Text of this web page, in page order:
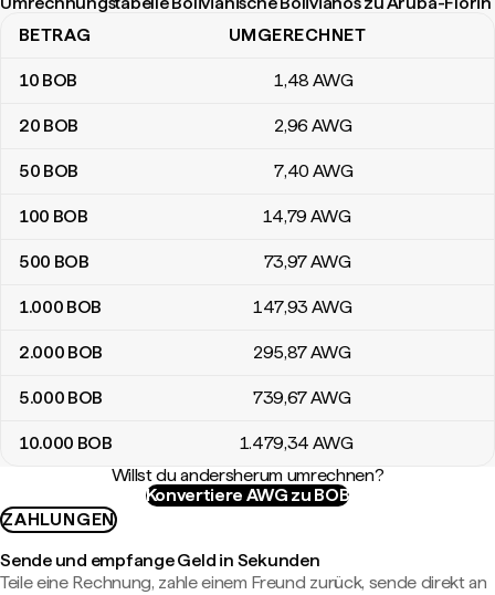
Umrechnungstabelle Bolivianische Bolivianos zu Aruba-Florin
BETRAG UMGERECHNET
10 BOB 1,48 AWG
20 BOB 2,96 AWG
50 BOB 7,40 AWG
100 BOB 14,79 AWG
500 BOB 73,97AWG
1.000 BOB 147,93 AWG
2.000 BOB 295,87AWG
5.000 BOB 739,67AWG
10.000 BOB 1.479,34 AWG
Willst du andersherum umrechnen?
Konvertiere AWG zu BOB
ZAHLUNGEN
Sende und empfange Geld in Sekunden
Teile eine Rechnung, zahle einem Freund zurück, sende direkt an